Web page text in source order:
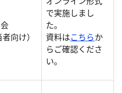
向け）
で実施しまし
た。
資料はこちらか
らご確認くださ
い。